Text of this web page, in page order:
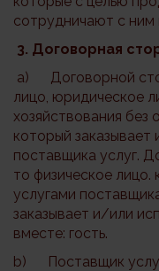
сотрудничают с ним
3. Договорная
a) Договорной
лицо, юридическое
хозяйствования без
который заказывает
поставщика услуг.
то физическое лицо.
услугами
заказывает и/или
вместе: гость.
b) Поставщик услуг